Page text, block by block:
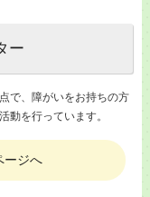
ー
で、障がいをお持ちの方
動を行っています。
ージへ